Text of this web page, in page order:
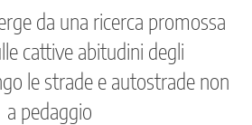
da una ricerca promossa
cattive abitudini degli
le strade e autostrade non
a pedaggio